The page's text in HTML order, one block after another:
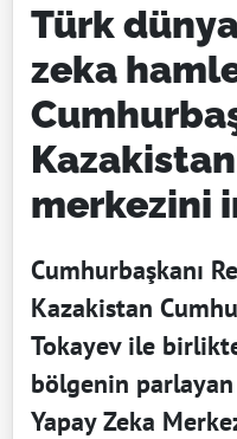
Türk
zeka
merkezini
Cumhurbaşkanı
Kazakistan
Tokayev ile
bölgenin parlayan
Yapay Zeka